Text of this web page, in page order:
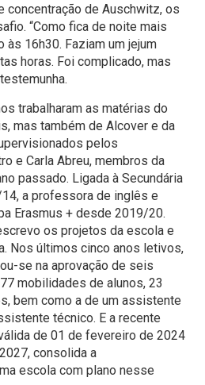
concentração de Auschwitz, os
“Como fica de noite mais
às 16h30. Faziam um jejum
horas. Foi complicado, mas
trabalharam as matérias do
mas também de Alcover e da
pelos
e Carla Abreu, membros da
passado. Ligada à Secundária
a professora de inglês e
Erasmus + desde 2019/20.
os projetos da escola e
Nos últimos cinco anos letivos,
se na aprovação de seis
mobilidades de alunos, 23
bem como a de um assistente
técnico. E a recente
de 01 de fevereiro de 2024
consolida a
escola com plano nesse